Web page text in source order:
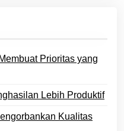
Prioritas yang
Lebih Produktif
Kualitas